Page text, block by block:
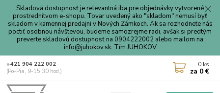
Skladová dostupnosť je relevantná iba pre objednávky vytvorené
prostrednítvom e-shopu. Tovar uvedený ako "skladom" nemusí byť
skladom v kamennej predajni v Nových Zámkoch. Ak sa rozhodnete nás
poctiť osobnou návštevou, budeme samozrejme radi, avšak si predtým
preverte skladovú dostupnosť na 0904222002 alebo mailom na
info@juhokov.sk. Tím JUHOKOV
+421 904 222 002
(Po-Pia, 9-15.30 hod.)
0 ks
za 0 €